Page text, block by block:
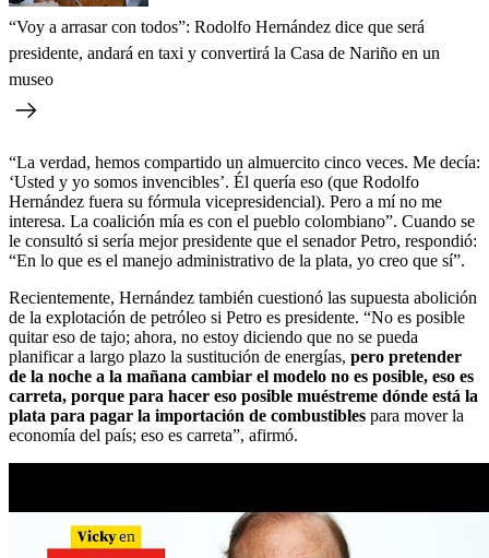
“Voy a arrasar con todos”: Rodolfo Hernández dice que será
presidente, andará en taxi y convertirá la Casa de Nariño en un
museo
“La verdad, hemos compartido un almuercito cinco veces. Me decía:
‘Usted y yo somos invencibles’. Él quería eso (que Rodolfo
Hernández fuera su fórmula vicepresidencial). Pero a mí no me
interesa. La coalición mía es con el pueblo colombiano”. Cuando se
le consultó si sería mejor presidente que el senador Petro, respondió:
“En lo que es el manejo administrativo de la plata, yo creo que sí”.
Recientemente, Hernández también cuestionó las supuesta abolición
de la explotación de petróleo si Petro es presidente. “No es posible
quitar eso de tajo; ahora, no estoy diciendo que no se pueda
planificar a largo plazo la sustitución de energías, pero pretender
de la noche a la mañana cambiar el modelo no es posible, eso es
carreta, porque para hacer eso posible muéstreme dónde está la
plata para pagar la importación de combustibles para mover la
economía del país; eso es carreta”, afirmó.